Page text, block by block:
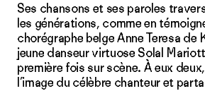
Ses chansons et ses paroles
les générations, comme en
chorégraphe belge Anne Teresa de
jeune danseur virtuose Solal
première fois sur scène. À eux
l’image du célèbre chanteur et